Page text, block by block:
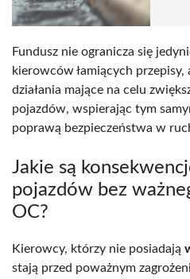
Fundusz nie ogranicza się
kierowców łamiących
działania mające na celu
pojazdów, wspierając tym
poprawą bezpieczeństwa w
Jakie są
pojazdów bez
OC?
Kierowcy, którzy nie posiadają
stają przed poważnym